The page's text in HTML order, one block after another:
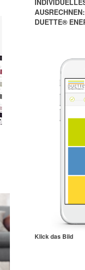
AUSRECHNEN:
DUETTE®
Klick das Bild